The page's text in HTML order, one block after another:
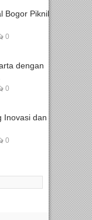
Bogor Piknik
0
dengan
0
Inovasi dan
0